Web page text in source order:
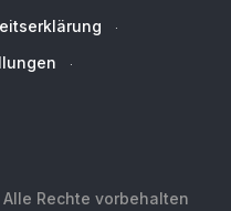
Rechte vorbehalten